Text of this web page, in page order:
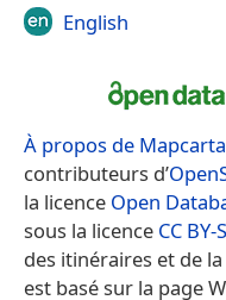
English
À propos de Mapcarta
contributeurs d’
la licence Open
sous la licence CC BY-
des itinéraires et de
est basé sur la page